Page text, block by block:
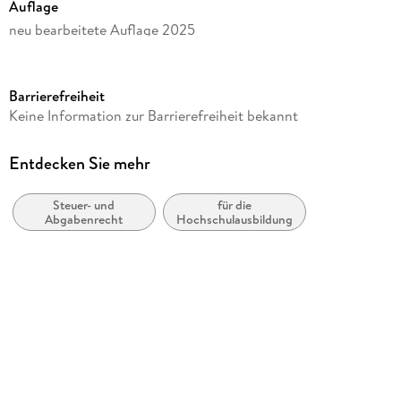
Auflage
neu bearbeitete Auflage 2025
Reihe
Autor/Autorin
Verlag/Hersteller
Müller C.F.
Barrierefreiheit
Keine Information zur Barrierefreiheit bekannt
Entdecken Sie mehr
Steuer- und
Abgabenrecht
für die
Hochschulausbildung